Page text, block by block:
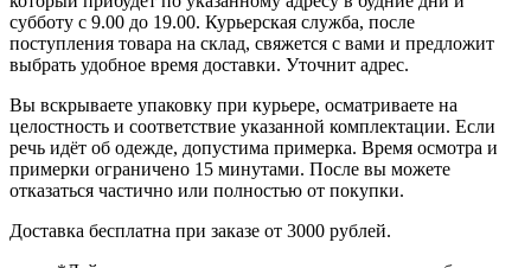
субботу с 9.00 до 19.00. Курьерская служба, после
поступления товара на склад, свяжется с вами и предложит
выбрать удобное время доставки. Уточнит адрес.
Вы вскрываете упаковку при курьере, осматриваете на
целостность и соответствие указанной комплектации. Если
речь идёт об одежде, допустима примерка. Время осмотра и
примерки ограничено 15 минутами. После вы можете
отказаться частично или полностью от покупки.
Доставка бесплатна при заказе от 3000 рублей.